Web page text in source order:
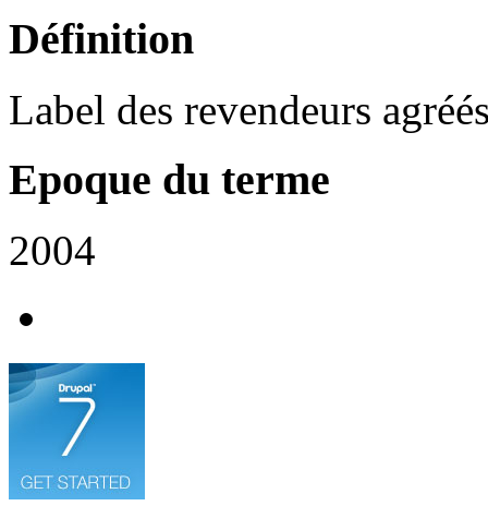
Définition
Label des revendeurs
Epoque du terme
2004